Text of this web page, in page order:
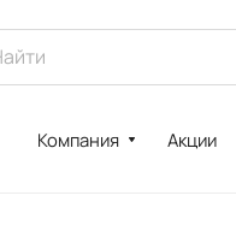
Компания Акции